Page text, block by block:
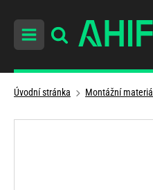
Úvodní stránka Montážní materiál